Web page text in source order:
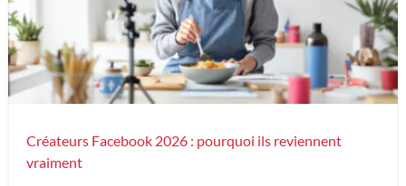
Créateurs Facebook 2026 : pourquoi ils reviennent
vraiment